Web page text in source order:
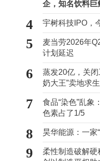
企，知名饮料巨
4 宇树科技IPO，
5
麦当劳2026年
计划延迟
6
蒸发20亿，关闭
奶大王”卖地求生
7
食品“染色”乱象
色素占了1/5
8 昊华能源：一家
9
柔性制造破解硬